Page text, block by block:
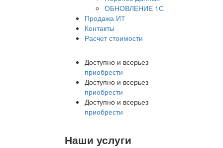
ОБНОВЛЕНИЕ 1С
Продажа ИТ
Контакты
Расчет стоимости
Доступно и всерьез
приобрести
Доступно и всерьез
приобрести
Доступно и всерьез
приобрести
Наши услуги